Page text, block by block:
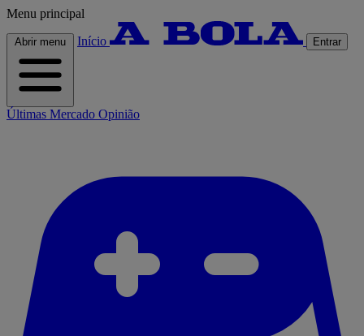
Menu principal
Abrir menu Início Entrar
Últimas Mercado Opinião